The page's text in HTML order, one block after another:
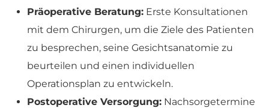
Präoperative Beratung: Erste Konsultationen
mit dem Chirurgen, um die Ziele des Patienten
zu besprechen, seine Gesichtsanatomie zu
beurteilen und einen individuellen
Operationsplan zu entwickeln.
Postoperative Versorgung: Nachsorgetermine